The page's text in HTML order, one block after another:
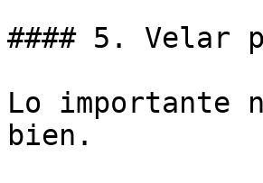
#### 5. Velar
Lo importante
bien.